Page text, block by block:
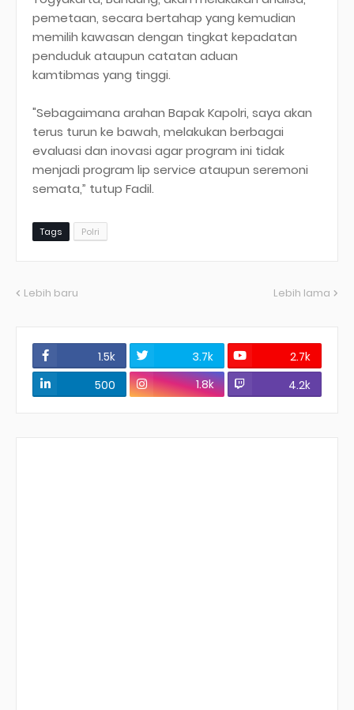
pemetaan, secara bertahap yang kemudian
memilih kawasan dengan tingkat kepadatan
penduduk ataupun catatan aduan
kamtibmas yang tinggi.
"Sebagaimana arahan Bapak Kapolri, saya akan
terus turun ke bawah, melakukan berbagai
evaluasi dan inovasi agar program ini tidak
menjadi program lip service ataupun seremoni
semata,” tutup Fadil.
Tags Polri
Lebih baru Lebih lama
1.5k 3.7k
2.7k
500
1.8k 4.2k